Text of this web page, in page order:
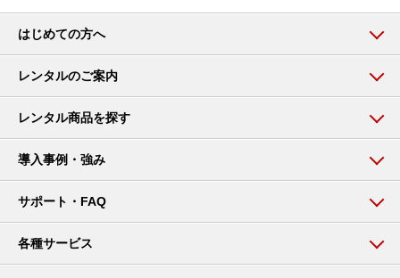
はじめての方へ
レンタルのご案内
レンタル商品を探す
導入事例・強み
サポート・FAQ
各種サービス